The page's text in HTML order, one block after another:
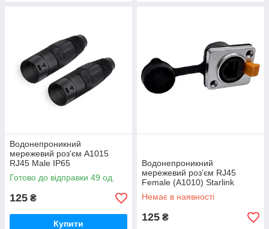
Водонепроникний
мережевий роз'єм A1015
RJ45 Male IP65
Готово до відправки 49 од.
125 ₴
Купити
Водонепроникний
мережевий роз’єм RJ45
Female (А1010) Starlink
Немає в наявності
125 ₴